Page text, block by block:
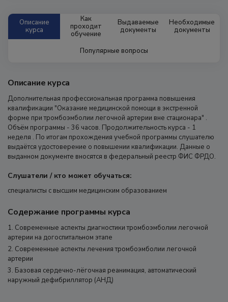
Описание
курса
Как
проходит
обучение
Выдаваемые
документы
Необходимые
документы
Популярные вопросы
Описание курса
Дополнительная профессиональная программа повышения
квалификации "Оказание медицинской помощи в экстренной
форме при тромбоэмболии легочной артерии вне стационара" .
Объём программы - 36 часов. Продолжительность курса - 1
неделя . По итогам прохождения учебной программы слушателю
выдаётся удостоверение о повышении квалификации. Данные о
выданном документе вносятся в федеральный реестр ФИС ФРДО.
Слушатели / кто может обучаться:
специалисты с высшим медицинским образованием
Содержание программы курса
1. Современные аспекты диагностики тромбоэмболии легочной
артерии на догоспитальном этапе
2. Современные аспекты лечения тромбоэмболии легочной
артерии
3. Базовая сердечно-лёгочная реанимация, автоматический
наружный дефибриллятор (АНД)